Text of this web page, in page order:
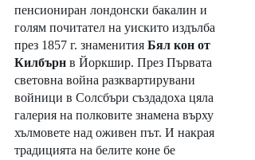
пенсиониран лондонски бакалин и
голям почитател на уискито издълба
през 1857 г. знаменития Бял кон от
Килбърн в Йоркшир. През Първата
световна война разквартирувани
войници в Солсбъри създадоха цяла
галерия на полковите знамена върху
хълмовете над оживен път. И накрая
традицията на белите коне бе